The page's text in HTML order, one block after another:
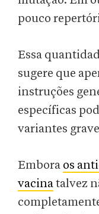
pouco
Essa
sugere que
instruções
específicas
variantes
Embora os
vacinatalvez